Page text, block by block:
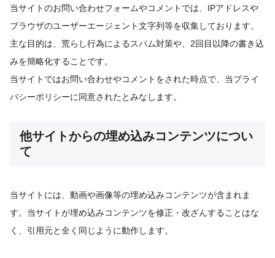
当サイトのお問い合わせフォームやコメントでは、IPアドレスや
ブラウザのユーザーエージェント文字列等を収集しております。
主な目的は、荒らし行為によるスパム対策や、2回目以降の書き込
みを簡略化することです。
当サイトではお問い合わせやコメントをされた時点で、当プライ
バシーポリシーに同意されたとみなします。
他サイトからの埋め込みコンテンツについ
て
当サイトには、動画や画像等の埋め込みコンテンツが含まれま
す。当サイトが埋め込みコンテンツを修正・改ざんすることはな
く、引用元と全く同じように動作します。